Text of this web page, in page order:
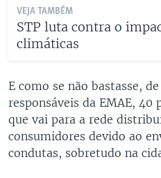
VEJA TAMBÉM
STP luta contra o
climáticas
E como se não bastasse,
responsáveis da EMAE,
que vai para a rede
consumidores devido ao
condutas, sobretudo na